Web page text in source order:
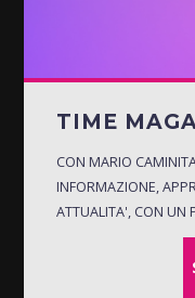
TIME
CON MARIO
INFORMAZIONE,
ATTUALITA', CON UN